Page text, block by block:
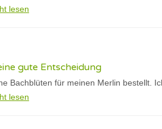
lesen
gute Entscheidung
Bachblüten für meinen Merlin bestellt.
lesen